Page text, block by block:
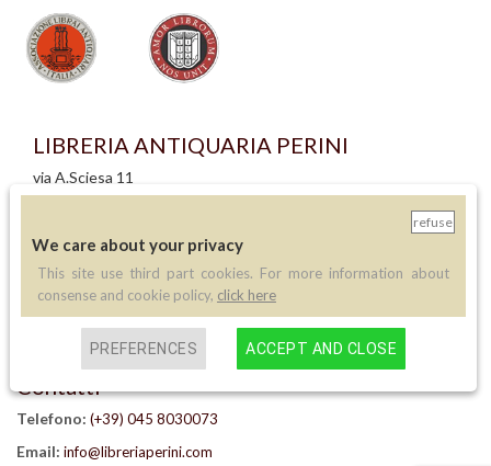
LIBRERIA ANTIQUARIA PERINI
via A.Sciesa 11
37122 Verona
info legali
informativa privacy
creazione siti internet
Contatti
Telefono: (+39) 045 8030073
Email: info@libreriaperini.com
refuse
We care about your privacy
This site use third part cookies. For more information about
consense and cookie policy, click here
PREFERENCES ACCEPT AND CLOSE